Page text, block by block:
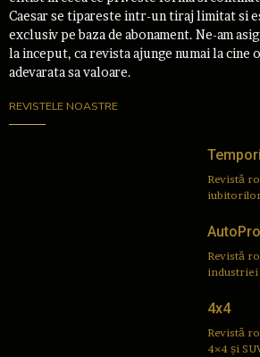
Caesar se tipareste intr-un tiraj limitat si
exclusiv pe baza de abonament. Ne-am
la inceput, ca revista ajunge numai la cine
adevarata sa valoare.
REVISTELE NOASTRE
Revistă
AutoPro
Revistă
industriei
4x4
Revistă
4×4 și